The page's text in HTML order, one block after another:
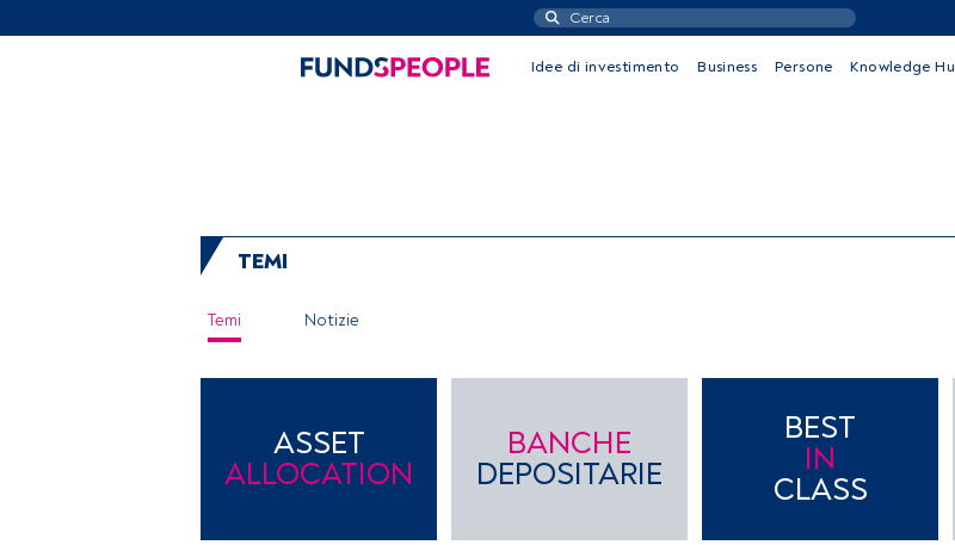
Idee di investimento Business Persone Knowledge
TEMI
Temi Notizie
ASSET
ALLOCATION
BANCHE
DEPOSITARIE
BEST
IN
CLASS